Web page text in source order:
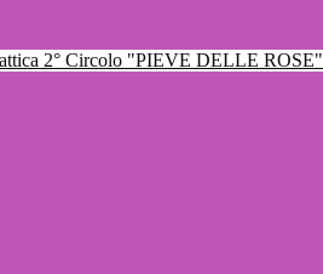
2° Circolo "PIEVE DELLE ROSE"